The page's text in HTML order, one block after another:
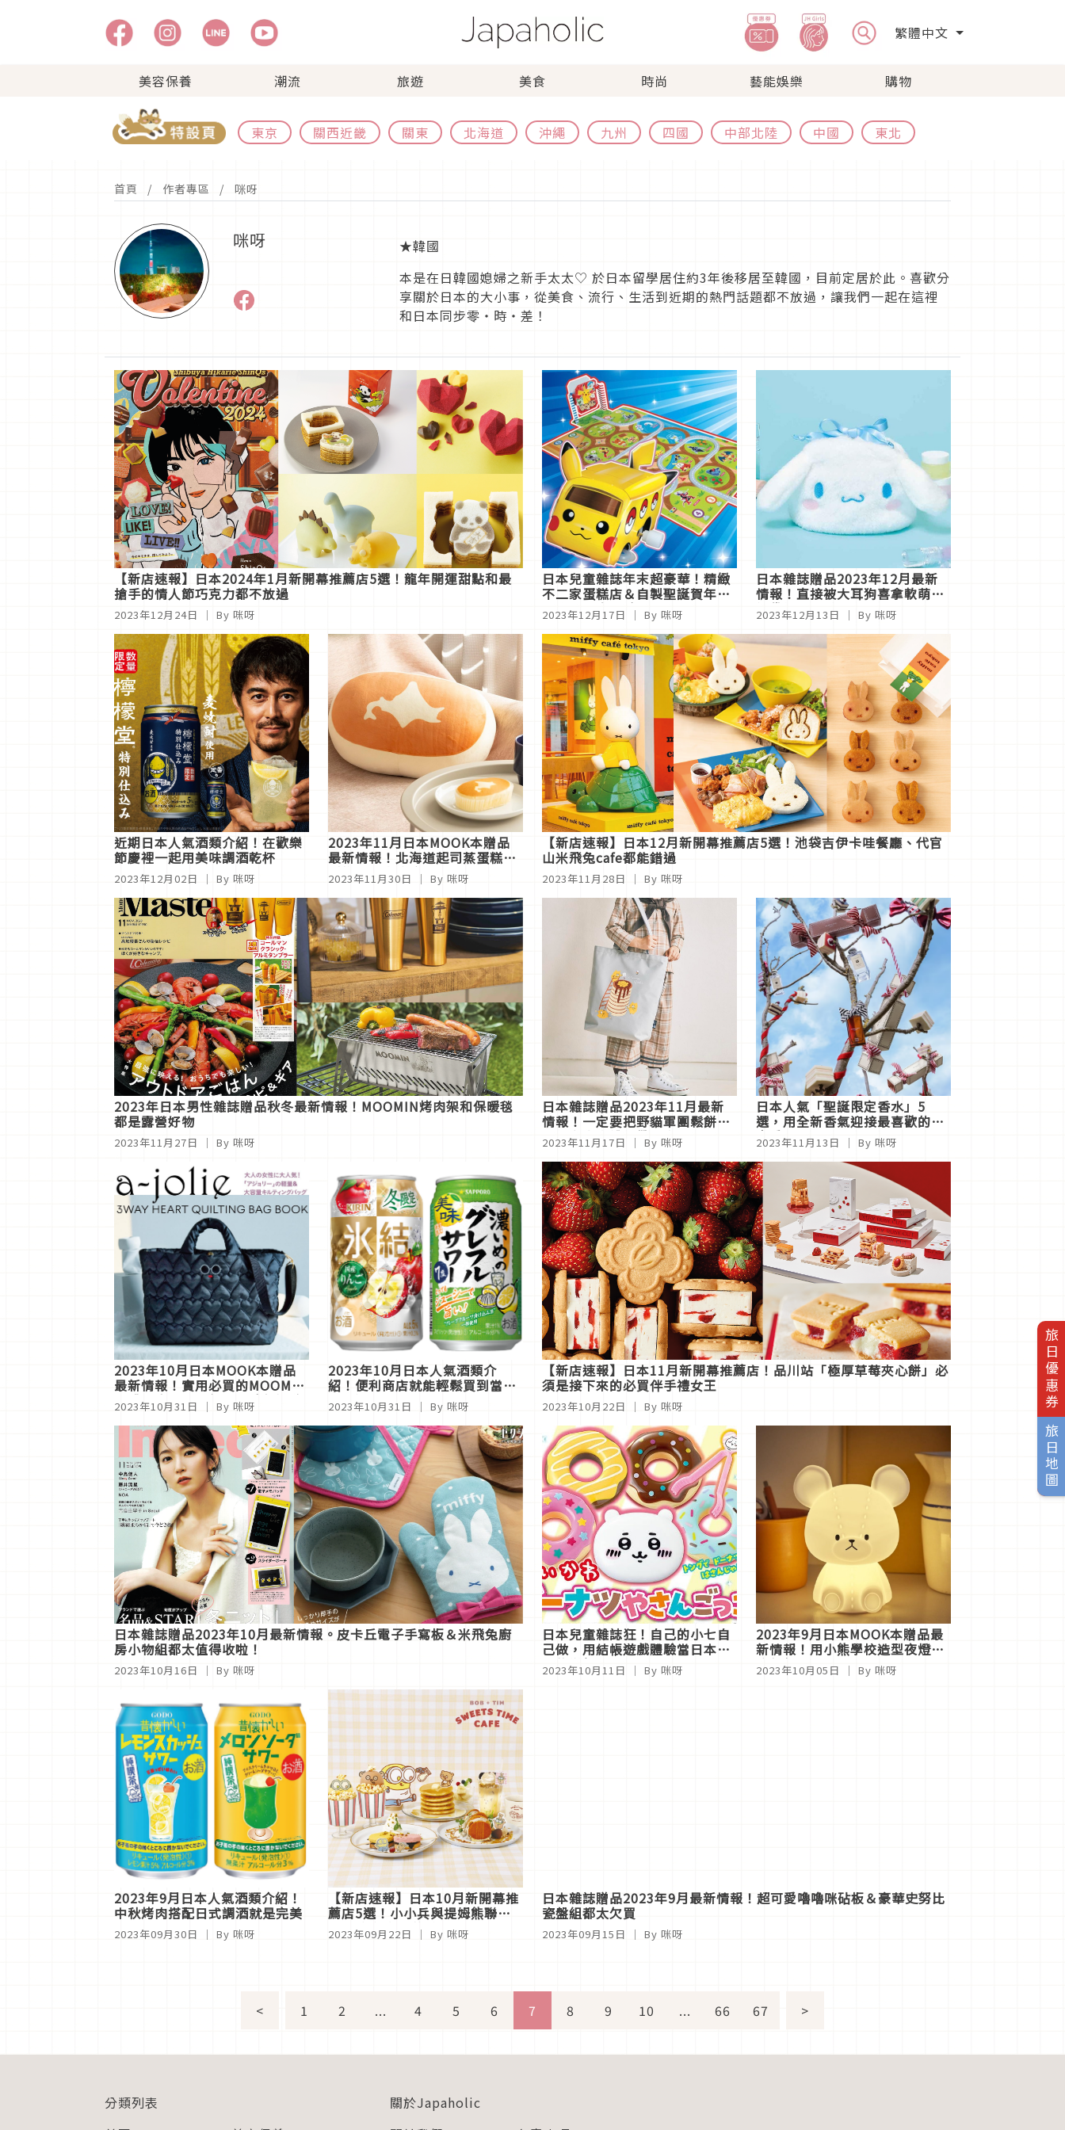
繁體中文
美容保養 潮流 旅遊 美食 時尚 藝能娛樂 購物
東京 關西近畿 關東 北海道 沖繩 九州 四國 中部北陸 中國 東北
旅日優惠券
旅日地圖
首頁 作者專區 咪呀
咪呀
★韓國
本是在日韓國媳婦之新手太太♡ 於日本留學居住約3年後移居至韓國，目前定居於此。喜歡分
享關於日本的大小事，從美食、流行、生活到近期的熱門話題都不放過，讓我們一起在這裡
和日本同步零・時・差！
【新店速報】日本2024年1月新開幕推薦店5選！龍年開運甜點和最
搶手的情人節巧克力都不放過
2023年12月24日 ｜ By 咪呀
日本兒童雜誌年末超豪華！精緻
不二家蛋糕店＆自製聖誕賀年卡
片都能一次體驗
2023年12月17日 ｜ By 咪呀
日本雜誌贈品2023年12月最新
情報！直接被大耳狗喜拿軟萌收
納袋給收服啦
2023年12月13日 ｜ By 咪呀
近期日本人氣酒類介紹！在歡樂
節慶裡一起用美味調酒乾杯
2023年12月02日 ｜ By 咪呀
2023年11月日本MOOK本贈品
最新情報！北海道起司蒸蛋糕造
型抱枕也太療癒了吧
2023年11月30日 ｜ By 咪呀
【新店速報】日本12月新開幕推薦店5選！池袋吉伊卡哇餐廳、代官
山米飛兔cafe都能錯過
2023年11月28日 ｜ By 咪呀
2023年日本男性雜誌贈品秋冬最新情報！MOOMIN烤肉架和保暖毯
都是露營好物
2023年11月27日 ｜ By 咪呀
日本雜誌贈品2023年11月最新
情報！一定要把野貓軍團鬆餅托
特包和豐富禮包帶回家
2023年11月17日 ｜ By 咪呀
日本人氣「聖誕限定香水」5
選，用全新香氣迎接最喜歡的年
末季節
2023年11月13日 ｜ By 咪呀
2023年10月日本MOOK本贈品
最新情報！實用必買的MOOMIN
咖啡研磨機＆超級瑪利歐保溫隨
行杯
2023年10月31日 ｜ By 咪呀
2023年10月日本人氣酒類介
紹！便利商店就能輕鬆買到當季
水果酒
2023年10月31日 ｜ By 咪呀
【新店速報】日本11月新開幕推薦店！品川站「極厚草莓夾心餅」必
須是接下來的必買伴手禮女王
2023年10月22日 ｜ By 咪呀
日本雜誌贈品2023年10月最新情報。皮卡丘電子手寫板＆米飛兔廚
房小物組都太值得收啦！
2023年10月16日 ｜ By 咪呀
日本兒童雜誌狂！自己的小七自
己做，用結帳遊戲體驗當日本店
員的樂趣
2023年10月11日 ｜ By 咪呀
2023年9月日本MOOK本贈品最
新情報！用小熊學校造型夜燈療
癒每個日常
2023年10月05日 ｜ By 咪呀
2023年9月日本人氣酒類介紹！
中秋烤肉搭配日式調酒就是完美
2023年09月30日 ｜ By 咪呀
【新店速報】日本10月新開幕推
薦店5選！小小兵與提姆熊聯名
Cafe實在太呆萌啦
2023年09月22日 ｜ By 咪呀
日本雜誌贈品2023年9月最新情報！超可愛嚕嚕咪砧板＆豪華史努比
瓷盤組都太欠買
2023年09月15日 ｜ By 咪呀
< 1 2 ... 4 5 6 7 8 9 10 ... 66 67 >
分類列表
關於Japaholic